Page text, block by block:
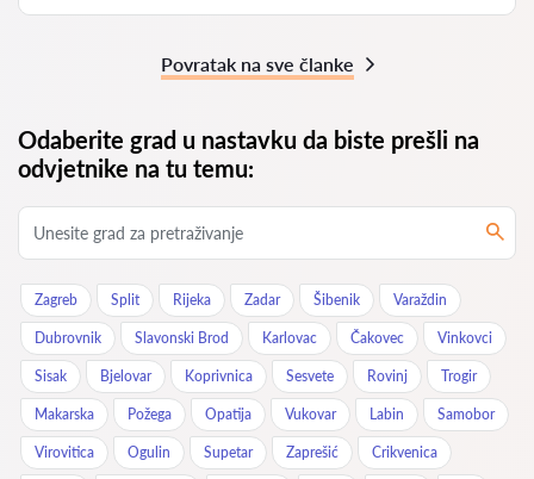
Povratak na sve članke
Odaberite grad u nastavku da biste prešli na
odvjetnike na tu temu:
Zagreb Split Rijeka Zadar Šibenik Varaždin
Dubrovnik Slavonski Brod Karlovac Čakovec Vinkovci
Sisak Bjelovar Koprivnica Sesvete Rovinj Trogir
Makarska Požega Opatija Vukovar Labin Samobor
Virovitica Ogulin Supetar Zaprešić Crikvenica